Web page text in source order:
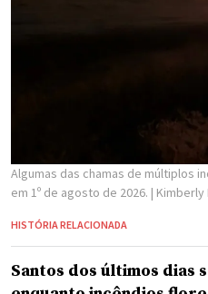
Algumas das chamas de múltiplos
em 1º de agosto de 2026. | Kimberly
HISTÓRIA RELACIONADA
Santos dos últimos dias